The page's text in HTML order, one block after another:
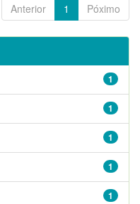
Anterior 1 Póximo
1
1
1
1
1